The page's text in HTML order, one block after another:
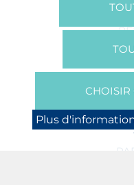
CHOISIR
Plus